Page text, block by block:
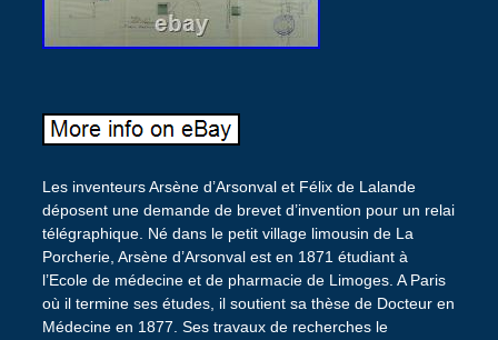
Les inventeurs Arsène d’Arsonval et Félix de Lalande
déposent une demande de brevet d’invention pour un relai
télégraphique. Né dans le petit village limousin de La
Porcherie, Arsène d’Arsonval est en 1871 étudiant à
l’Ecole de médecine et de pharmacie de Limoges. A Paris
où il termine ses études, il soutient sa thèse de Docteur en
Médecine en 1877. Ses travaux de recherches le